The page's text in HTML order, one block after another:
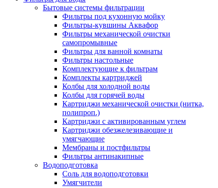
Бытовые системы фильтрации
Фильтры под кухонную мойку
Фильтры-кувшины Аквафор
Фильтры механической очистки
самопромывные
Фильтры для ванной комнаты
Фильтры настольные
Комплектующие к фильтрам
Комплекты картриджей
Колбы для холодной воды
Колбы для горячей воды
Картриджи механической очистки (нитка,
полипроп.)
Картриджи с активированным углем
Картриджи обезжелезивающие и
умягчающие
Мембраны и постфильтры
Фильтры антинакипные
Водоподготовка
Соль для водоподготовки
Умягчители